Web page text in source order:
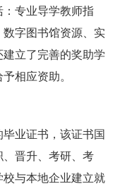
专业导学教师指
字图书馆资源、实
立了完善的奖助学
相应资助。
业证书，该证书国
晋升、考研、考
与本地企业建立就